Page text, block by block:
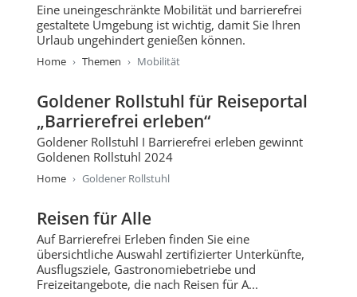
Eine uneingeschränkte Mobilität und barrierefrei
gestaltete Umgebung ist wichtig, damit Sie Ihren
Urlaub ungehindert genießen können.
Home Themen Mobilität
Goldener Rollstuhl für Reiseportal
„Barrierefrei erleben“
Goldener Rollstuhl I Barrierefrei erleben gewinnt
Goldenen Rollstuhl 2024
Home Goldener Rollstuhl
Reisen für Alle
Auf Barrierefrei Erleben finden Sie eine
übersichtliche Auswahl zertifizierter Unterkünfte,
Ausflugsziele, Gastronomiebetriebe und
Freizeitangebote, die nach Reisen für A...